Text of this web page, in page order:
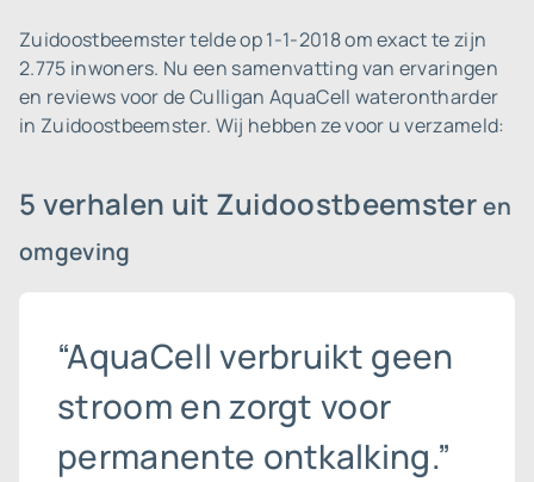
Zuidoostbeemster telde op 1-1-2018 om exact te zijn
2.775 inwoners. Nu een samenvatting van ervaringen
en reviews voor de Culligan AquaCell waterontharder
in Zuidoostbeemster. Wij hebben ze voor u verzameld:
5 verhalen uit Zuidoostbeemsteren
omgeving
“AquaCell verbruikt geen
stroom en zorgt voor
permanente ontkalking.”